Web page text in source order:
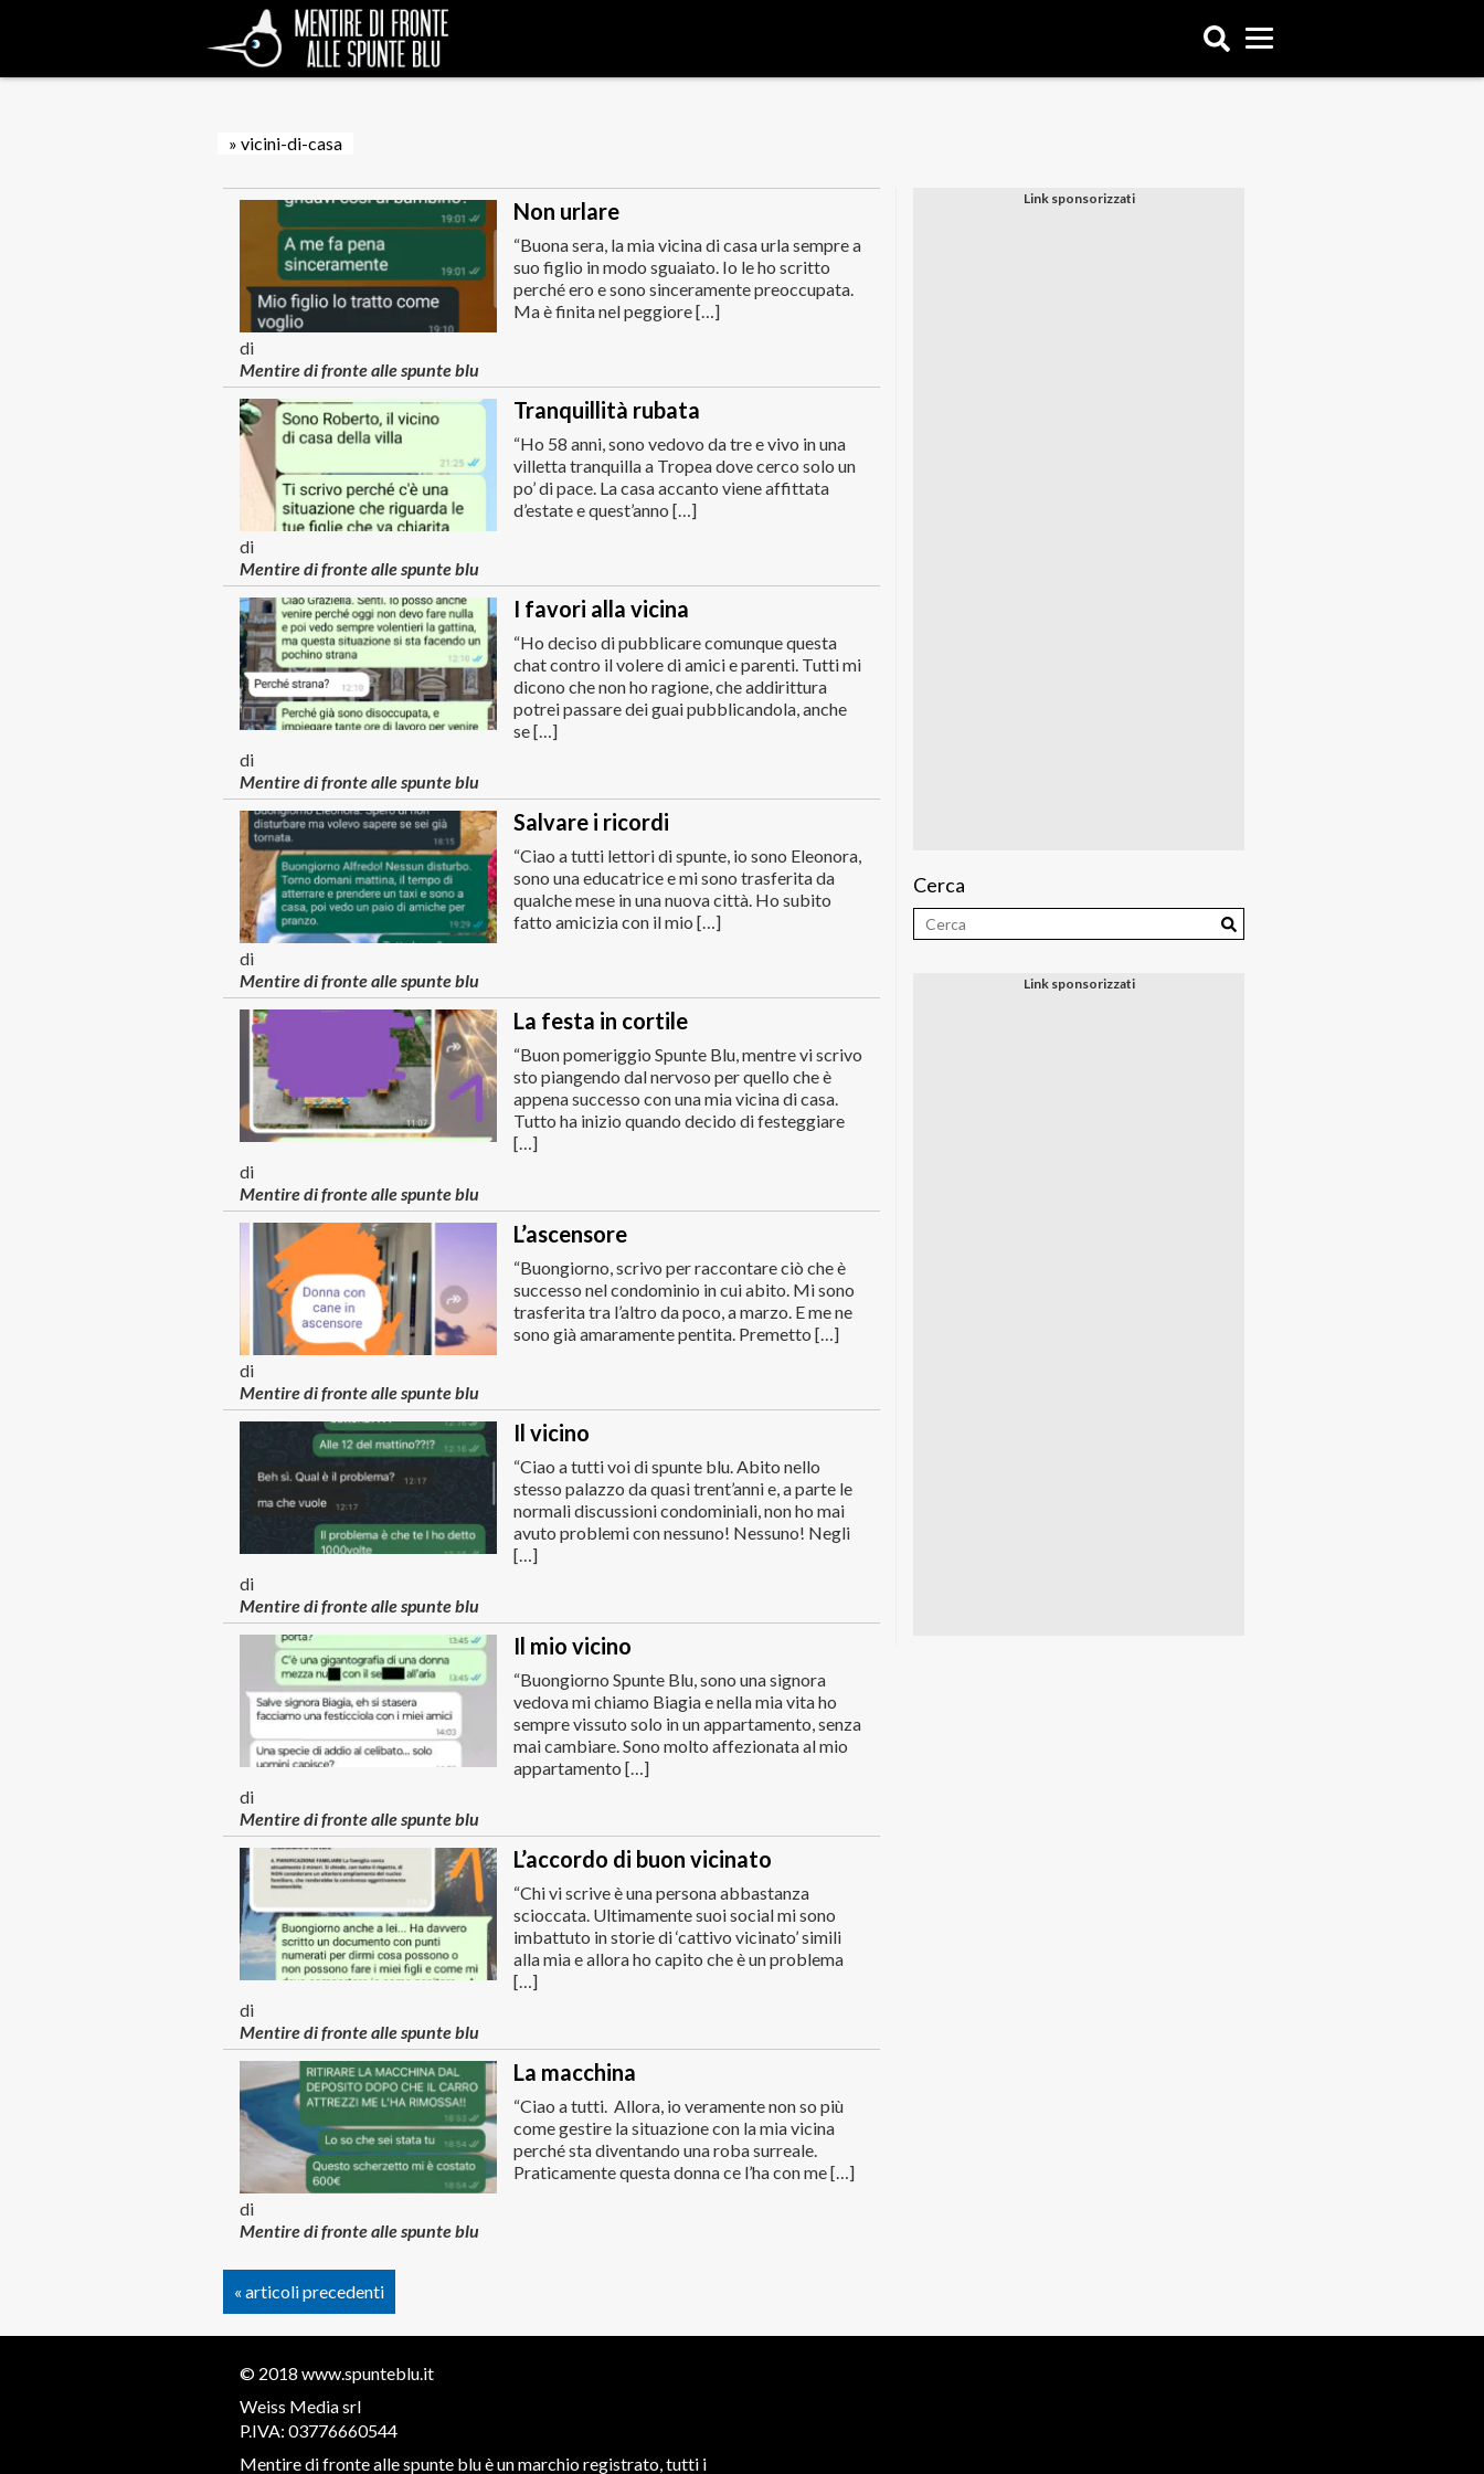
» vicini-di-casa
Non urlare
“Buona sera, la mia vicina di casa urla sempre a
suo figlio in modo sguaiato. Io le ho scritto
perché ero e sono sinceramente preoccupata.
Ma è finita nel peggiore […]
di
Mentire di fronte alle spunte blu
Tranquillità rubata
“Ho 58 anni, sono vedovo da tre e vivo in una
villetta tranquilla a Tropea dove cerco solo un
po’ di pace. La casa accanto viene affittata
d’estate e quest’anno […]
di
Mentire di fronte alle spunte blu
I favori alla vicina
“Ho deciso di pubblicare comunque questa
chat contro il volere di amici e parenti. Tutti mi
dicono che non ho ragione, che addirittura
potrei passare dei guai pubblicandola, anche
se […]
di
Mentire di fronte alle spunte blu
Salvare i ricordi
“Ciao a tutti lettori di spunte, io sono Eleonora,
sono una educatrice e mi sono trasferita da
qualche mese in una nuova città. Ho subito
fatto amicizia con il mio […]
di
Mentire di fronte alle spunte blu
La festa in cortile
“Buon pomeriggio Spunte Blu, mentre vi scrivo
sto piangendo dal nervoso per quello che è
appena successo con una mia vicina di casa.
Tutto ha inizio quando decido di festeggiare
[…]
di
Mentire di fronte alle spunte blu
L’ascensore
“Buongiorno, scrivo per raccontare ciò che è
successo nel condominio in cui abito. Mi sono
trasferita tra l’altro da poco, a marzo. E me ne
sono già amaramente pentita. Premetto […]
di
Mentire di fronte alle spunte blu
Il vicino
“Ciao a tutti voi di spunte blu. Abito nello
stesso palazzo da quasi trent’anni e, a parte le
normali discussioni condominiali, non ho mai
avuto problemi con nessuno! Nessuno! Negli
[…]
di
Mentire di fronte alle spunte blu
Il mio vicino
“Buongiorno Spunte Blu, sono una signora
vedova mi chiamo Biagia e nella mia vita ho
sempre vissuto solo in un appartamento, senza
mai cambiare. Sono molto affezionata al mio
appartamento […]
di
Mentire di fronte alle spunte blu
L’accordo di buon vicinato
“Chi vi scrive è una persona abbastanza
scioccata. Ultimamente suoi social mi sono
imbattuto in storie di ‘cattivo vicinato’ simili
alla mia e allora ho capito che è un problema
[…]
di
Mentire di fronte alle spunte blu
La macchina
“Ciao a tutti. Allora, io veramente non so più
come gestire la situazione con la mia vicina
perché sta diventando una roba surreale.
Praticamente questa donna ce l’ha con me […]
di
Mentire di fronte alle spunte blu
« articoli precedenti
Cerca
© 2018 www.spunteblu.it
Weiss Media srl
P.IVA: 03776660544
Mentire di fronte alle spunte blu è un marchio registrato, tutti i